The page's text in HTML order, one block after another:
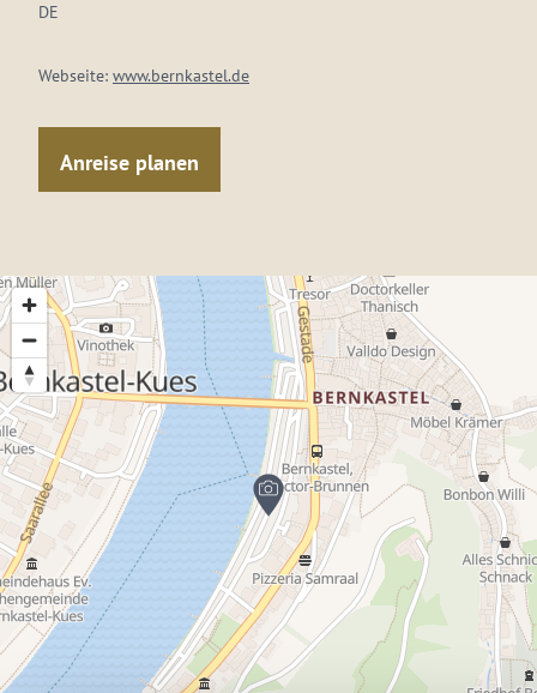
DE
Webseite: www.bernkastel.de
Anreise planen